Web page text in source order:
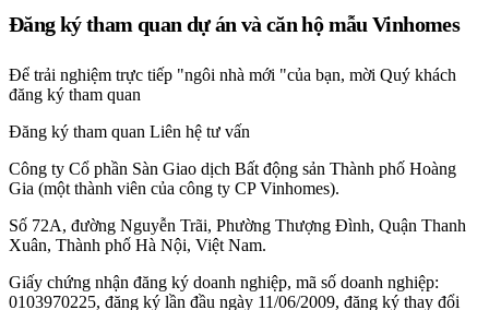
Đăng ký tham quan dự án và căn hộ mẫu Vinhomes
Để trải nghiệm trực tiếp "ngôi nhà mới "của bạn, mời Quý khách
đăng ký tham quan
Đăng ký tham quan Liên hệ tư vấn
Công ty Cổ phần Sàn Giao dịch Bất động sản Thành phố Hoàng
Gia (một thành viên của công ty CP Vinhomes).
Số 72A, đường Nguyễn Trãi, Phường Thượng Đình, Quận Thanh
Xuân, Thành phố Hà Nội, Việt Nam.
Giấy chứng nhận đăng ký doanh nghiệp, mã số doanh nghiệp:
0103970225, đăng ký lần đầu ngày 11/06/2009, đăng ký thay đổi